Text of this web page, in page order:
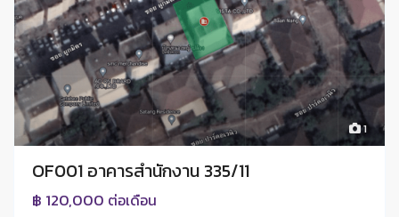
1
OF001 อาคารสำนักงาน 335/11
฿ 120,000 ต่อเดือน